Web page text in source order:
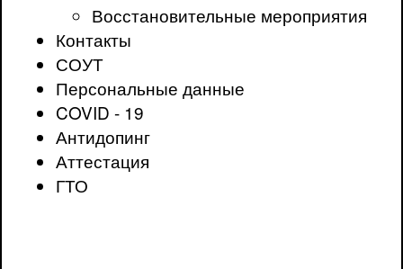
Восстановительные мероприятия
Контакты
СОУТ
Персональные данные
COVID - 19
Антидопинг
Аттестация
ГТО